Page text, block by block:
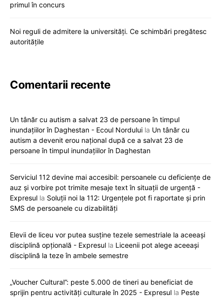
primul în concurs
Noi reguli de admitere la universități. Ce schimbări pregătesc
autoritățile
Comentarii recente
Un tânăr cu autism a salvat 23 de persoane în timpul
inundațiilor în Daghestan - Ecoul Nordului la Un tânăr cu
autism a devenit erou național după ce a salvat 23 de
persoane în timpul inundațiilor în Daghestan
Serviciul 112 devine mai accesibil: persoanele cu deficiențe de
auz și vorbire pot trimite mesaje text în situații de urgență -
Expresul la Soluții noi la 112: Urgențele pot fi raportate și prin
SMS de persoanele cu dizabilități
Elevii de liceu vor putea susține tezele semestriale la aceeași
disciplină opțională - Expresul la Liceenii pot alege aceeași
disciplină la teze în ambele semestre
„Voucher Cultural”: peste 5.000 de tineri au beneficiat de
sprijin pentru activități culturale în 2025 - Expresul la Peste